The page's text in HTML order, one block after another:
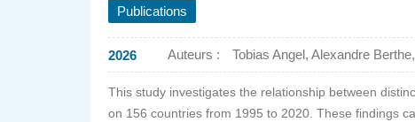
Publications
2026 Auteurs : Tobias Angel, Alexandre
This study investigates the relationship between
on 156 countries from 1995 to 2020. These findings